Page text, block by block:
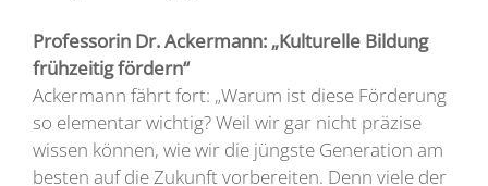
Professorin Dr. Ackermann: „Kulturelle Bildung
frühzeitig fördern“
Ackermann fährt fort: „Warum ist diese Förderung
so elementar wichtig? Weil wir gar nicht präzise
wissen können, wie wir die jüngste Generation am
besten auf die Zukunft vorbereiten. Denn viele der